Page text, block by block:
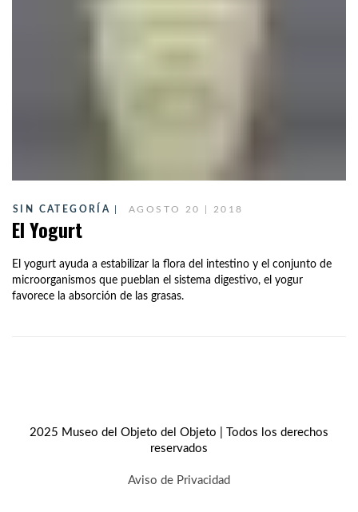
SIN CATEGORÍA AGOSTO 20 | 2018
El Yogurt
El yogurt ayuda a estabilizar la flora del intestino y el conjunto de
microorganismos que pueblan el sistema digestivo, el yogur
favorece la absorción de las grasas.
2025 Museo del Objeto del Objeto | Todos los derechos
reservados
Aviso de Privacidad